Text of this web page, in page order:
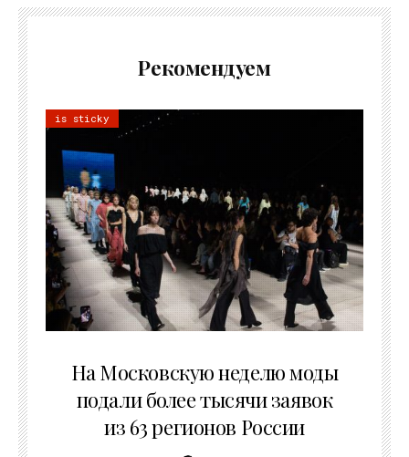
Рекомендуем
is sticky
На Московскую неделю моды
подали более тысячи заявок
из 63 регионов России